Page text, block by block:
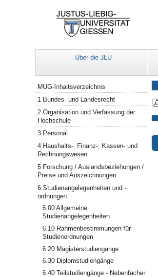
Über die JLU
Navigation
MUG-Inhaltsverzeichnis
1 Bundes- und Landesrecht
2 Organisation und Verfassung der
Hochschule
3 Personal
4 Haushalts-, Finanz-, Kassen- und
Rechnungswesen
5 Forschung / Auslandsbeziehungen /
Preise und Auszeichnungen
6 Studienangelegenheiten und -
ordnungen
6.00 Allgemeine
Studienangelegenheiten
6.10 Rahmenbestimmungen für
Studienordnungen
6.20 Magisterstudiengänge
6.30 Diplomstudiengänge
6.40 Teilstudiengänge - Nebenfächer